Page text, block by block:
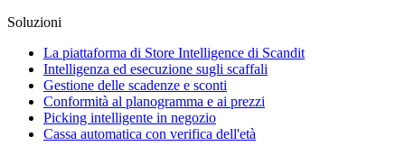
Soluzioni
La piattaforma di Store Intelligence di Scandit
Intelligenza ed esecuzione sugli scaffali
Gestione delle scadenze e sconti
Conformità al planogramma e ai prezzi
Picking intelligente in negozio
Cassa automatica con verifica dell'età